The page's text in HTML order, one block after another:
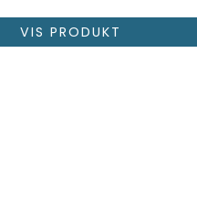
VIS PRODUKT